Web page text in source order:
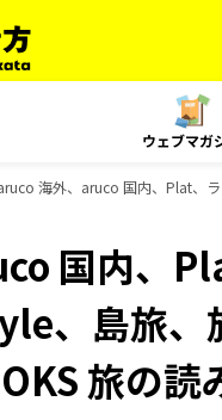
ウェブマガ
海外、aruco 国内、Plat、
国内、
、島旅、
旅の